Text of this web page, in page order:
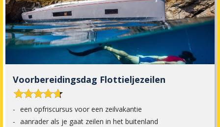
Voorbereidingsdag Flottieljezeilen


een opfriscursus voor een zeilvakantie
aanrader als je gaat zeilen in het buitenland